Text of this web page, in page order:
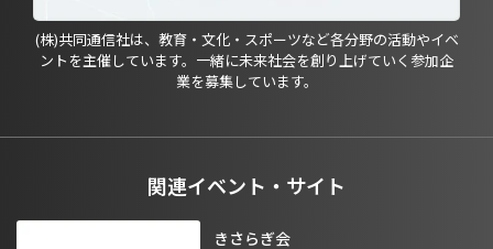
(株)共同通信社は、教育・文化・スポーツなど各分野の活動やイベ
ントを主催しています。一緒に未来社会を創り上げていく参加企
業を募集しています。
関連イベント・サイト
きさらぎ会